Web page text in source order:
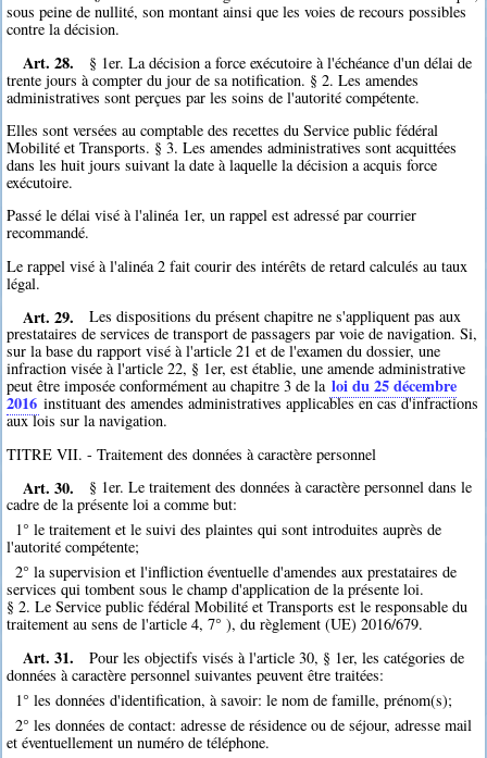
sous peine de nullité, son montant ainsi que les voies de recours possibles
contre la décision.
Art. 28.
§ 1er. La décision a force exécutoire à l'échéance d'un délai de
trente jours à compter du jour de sa notification. § 2. Les amendes
administratives sont perçues par les soins de l'autorité compétente.
Elles sont versées au comptable des recettes du Service public fédéral
Mobilité et Transports. § 3. Les amendes administratives sont acquittées
dans les huit jours suivant la date à laquelle la décision a acquis force
exécutoire.
Passé le délai visé à l'alinéa 1er, un rappel est adressé par courrier
recommandé.
Le rappel visé à l'alinéa 2 fait courir des intérêts de retard calculés au taux
légal.
Art. 29.
Les dispositions du présent chapitre ne s'appliquent pas aux
prestataires de services de transport de passagers par voie de navigation. Si,
sur la base du rapport visé à l'article 21 et de l'examen du dossier, une
infraction visée à l'article 22, § 1er, est établie, une amende administrative
peut être imposée conformément au chapitre 3 de la loi du 25 décembre
2016 instituant des amendes administratives applicables en cas d'infractions
aux lois sur la navigation.
TITRE VII. - Traitement des données à caractère personnel
Art. 30.
§ 1er. Le traitement des données à caractère personnel dans le
cadre de la présente loi a comme but:
1° le traitement et le suivi des plaintes qui sont introduites auprès de
l'autorité compétente;
2° la supervision et l'infliction éventuelle d'amendes aux prestataires de
services qui tombent sous le champ d'application de la présente loi.
§ 2. Le Service public fédéral Mobilité et Transports est le responsable du
traitement au sens de l'article 4, 7° ), du règlement (UE) 2016/679.
Art. 31.
Pour les objectifs visés à l'article 30, § 1er, les catégories de
données à caractère personnel suivantes peuvent être traitées:
1° les données d'identification, à savoir: le nom de famille, prénom(s);
2° les données de contact: adresse de résidence ou de séjour, adresse mail
et éventuellement un numéro de téléphone.